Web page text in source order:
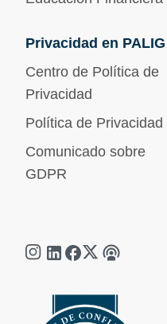
Privacidad en PALIG
Centro de Política de
Privacidad
Política de Privacidad
Comunicado sobre
GDPR